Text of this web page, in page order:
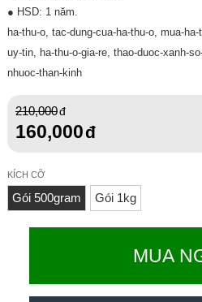
● HSD: 1 năm.
ha-thu-o, tac-dung-cua-ha-thu-o, mua-
uy-tin, ha-thu-o-gia-re, thao-duoc-xanh-
nhuoc-than-kinh
210,000
160,000
KÍCH CỠ
Gói 500gram Gói 1kg
MUA